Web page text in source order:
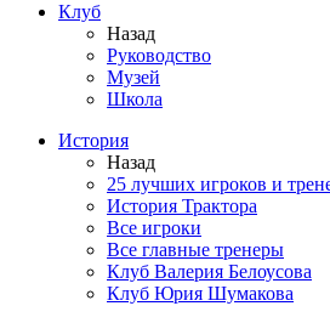
Клуб
Назад
Руководство
Музей
Школа
История
Назад
25 лучших игроков и
История Трактора
Все игроки
Все главные тренеры
Клуб Валерия Белоусова
Клуб Юрия Шумакова